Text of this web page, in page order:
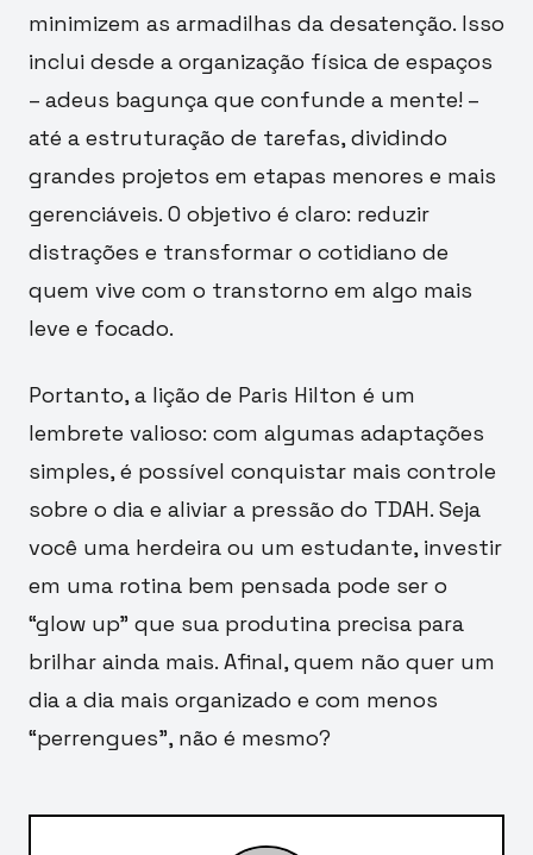
minimizem as armadilhas da desatenção. Isso
inclui desde a organização física de espaços
– adeus bagunça que confunde a mente! –
até a estruturação de tarefas, dividindo
grandes projetos em etapas menores e mais
gerenciáveis. O objetivo é claro: reduzir
distrações e transformar o cotidiano de
quem vive com o transtorno em algo mais
leve e focado.
Portanto, a lição de Paris Hilton é um
lembrete valioso: com algumas adaptações
simples, é possível conquistar mais controle
sobre o dia e aliviar a pressão do TDAH. Seja
você uma herdeira ou um estudante, investir
em uma rotina bem pensada pode ser o
“glow up” que sua produtina precisa para
brilhar ainda mais. Afinal, quem não quer um
dia a dia mais organizado e com menos
“perrengues”, não é mesmo?